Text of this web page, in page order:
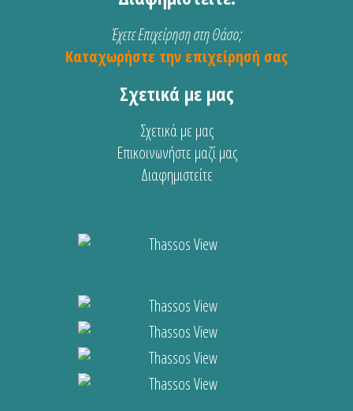
Έχετε Επιχείρηση στη Θάσο;
Καταχωρήστε την επιχείρησή σας
Σχετικά με μας
Σχετικά με μας
Επικοινωνήστε μαζί μας
Διαφημιστείτε